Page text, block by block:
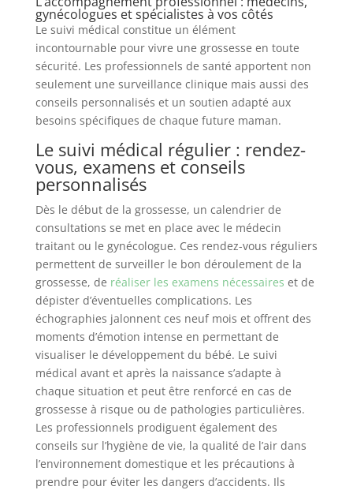
gynécologues et spécialistes à vos côtés
Le suivi médical constitue un élément
incontournable pour vivre une grossesse en toute
sécurité. Les professionnels de santé apportent non
seulement une surveillance clinique mais aussi des
conseils personnalisés et un soutien adapté aux
besoins spécifiques de chaque future maman.
Le suivi médical régulier : rendez-
vous, examens et conseils
personnalisés
Dès le début de la grossesse, un calendrier de
consultations se met en place avec le médecin
traitant ou le gynécologue. Ces rendez-vous réguliers
permettent de surveiller le bon déroulement de la
grossesse, de réaliser les examens nécessaires et de
dépister d’éventuelles complications. Les
échographies jalonnent ces neuf mois et offrent des
moments d’émotion intense en permettant de
visualiser le développement du bébé. Le suivi
médical avant et après la naissance s’adapte à
chaque situation et peut être renforcé en cas de
grossesse à risque ou de pathologies particulières.
Les professionnels prodiguent également des
conseils sur l’hygiène de vie, la qualité de l’air dans
l’environnement domestique et les précautions à
prendre pour éviter les dangers d’accidents. Ils